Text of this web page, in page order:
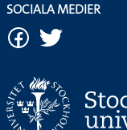
SOCIALA MEDIER